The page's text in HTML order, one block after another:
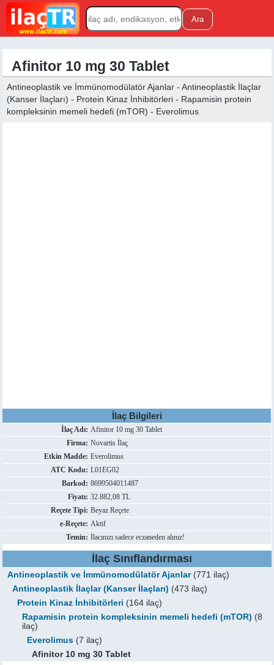
Afinitor 10 mg 30 Tablet
Antineoplastik ve İmmünomodülatör Ajanlar - Antineoplastik İlaçlar
(Kanser İlaçları) - Protein Kinaz İnhibitörleri - Rapamisin protein
kompleksinin memeli hedefi (mTOR) - Everolimus
İlaç Bilgileri
İlaç Adı: Afinitor 10 mg 30 Tablet
Firma: Novartis İlaç
Etkin Madde: Everolimus
ATC Kodu: L01EG02
Barkod: 8699504011487
Fiyatı: 32.882,08 TL
Reçete Tipi: Beyaz Reçete
e-Reçete: Aktif
Temin: İlacınızı sadece eczaneden alınız!
İlaç Sınıflandırması
Antineoplastik ve İmmünomodülatör Ajanlar(771 ilaç)
Antineoplastik İlaçlar (Kanser İlaçları) (473 ilaç)
Protein Kinaz İnhibitörleri (164 ilaç)
Rapamisin protein kompleksinin memeli hedefi (mTOR) (8
ilaç)
Everolimus (7 ilaç)
Afinitor 10 mg 30 Tablet